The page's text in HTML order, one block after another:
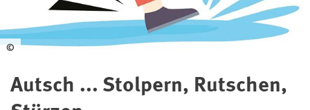
©
Autsch ... Stolpern, Rutschen,